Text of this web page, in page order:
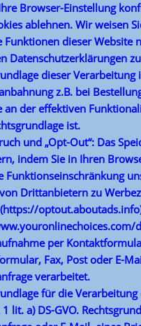
Browser-Einstellung
ablehnen. Wir weisen
Funktionen dieser Website
Datenschutzerklärungen
dieser Verarbeitung
z.B. bei
an der effektiven
ist.
und „Opt-Out“: Das
indem Sie in Ihren
Funktionseinschränkung
Drittanbietern zu
per
Fax, Post oder E-
verarbeitet.
für die
1 lit. a) DS-GVO.